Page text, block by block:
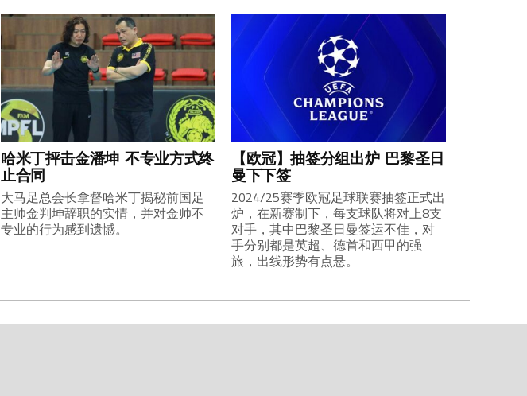
哈米丁抨击金潘坤 不专业方式终
止合同
大马足总会长拿督哈米丁揭秘前国足
主帅金判坤辞职的实情，并对金帅不
专业的行为感到遗憾。
【欧冠】抽签分组出炉 巴黎圣日
曼下下签
2024/25赛季欧冠足球联赛抽签正式出
炉，在新赛制下，每支球队将对上8支
对手，其中巴黎圣日曼签运不佳，对
手分别都是英超、德首和西甲的强
旅，出线形势有点悬。